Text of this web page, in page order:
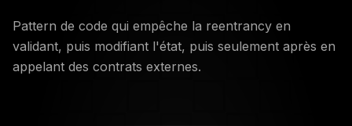
Pattern de code qui empêche la reentrancy en
validant, puis modifiant l'état, puis seulement après en
appelant des contrats externes.